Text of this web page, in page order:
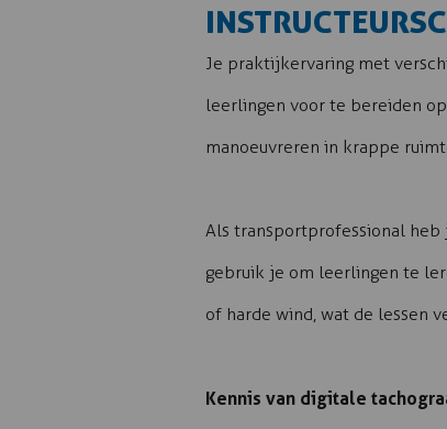
Je praktijkervaring met
leerlingen voor te bereiden
manoeuvreren in krappe
Als transportprofessional heb
gebruik je om leerlingen te
of harde wind, wat de lessen
Kennis van digitale